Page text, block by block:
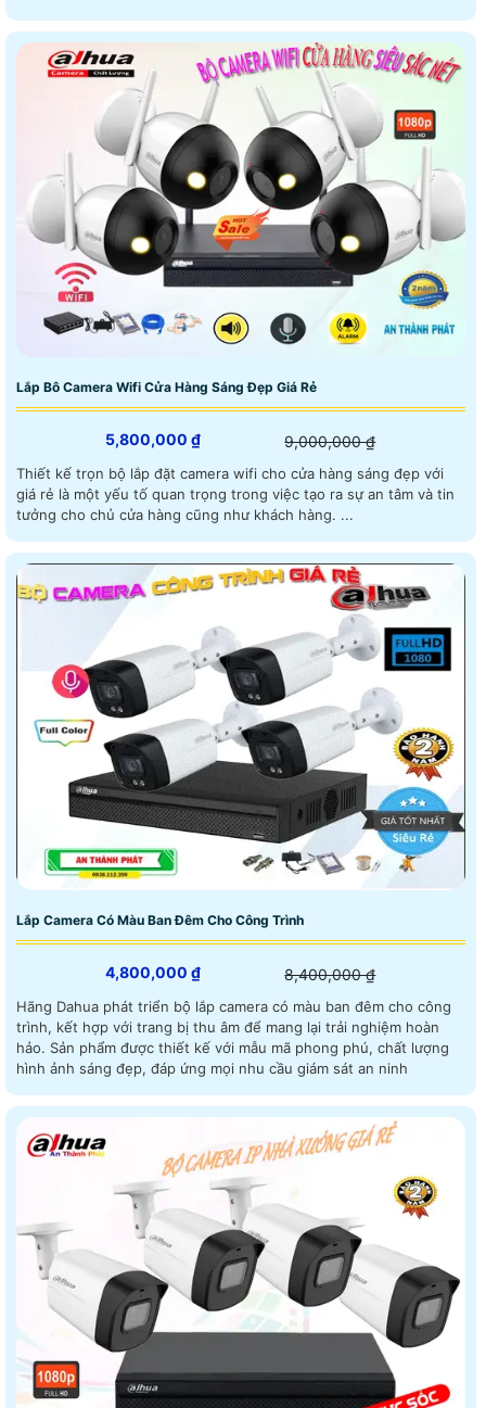
Lắp Bô Camera Wifi Cửa Hàng Sáng Đẹp Giá Rẻ
5,800,000 ₫ 9,000,000 ₫
Thiết kế trọn bộ lắp đặt camera wifi cho cửa hàng sáng đẹp với
giá rẻ là một yếu tố quan trọng trong việc tạo ra sự an tâm và tin
tưởng cho chủ cửa hàng cũng như khách hàng. ...
Lắp Camera Có Màu Ban Đêm Cho Công Trình
4,800,000 ₫ 8,400,000 ₫
Hãng Dahua phát triển bộ lắp camera có màu ban đêm cho công
trình, kết hợp với trang bị thu âm để mang lại trải nghiệm hoàn
hảo. Sản phẩm được thiết kế với mẫu mã phong phú, chất lượng
hình ảnh sáng đẹp, đáp ứng mọi nhu cầu giám sát an ninh